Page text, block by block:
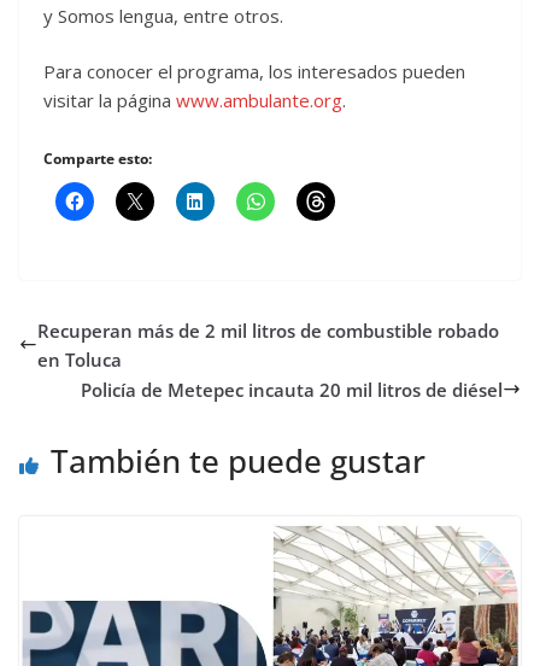
y Somos lengua, entre otros.
Para conocer el programa, los interesados pueden
visitar la página www.ambulante.org.
Comparte esto:
Recuperan más de 2 mil litros de combustible robado
en Toluca
Policía de Metepec incauta 20 mil litros de diésel
También te puede gustar